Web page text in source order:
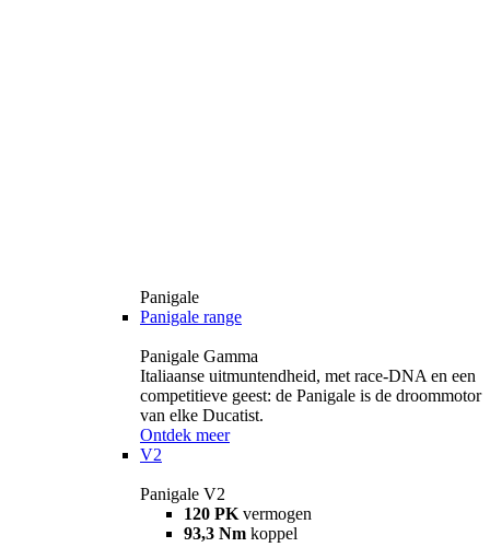
Panigale
Panigale range
Panigale Gamma
Italiaanse uitmuntendheid, met race-DNA en een
competitieve geest: de Panigale is de droommotor
van elke Ducatist.
Ontdek meer
V2
Panigale V2
120 PK vermogen
93,3 Nm koppel